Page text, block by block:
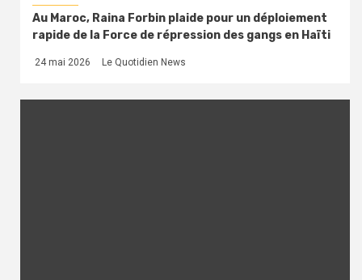
Au Maroc, Raina Forbin plaide pour un déploiement
rapide de la Force de répression des gangs en Haïti
24 mai 2026 Le Quotidien News